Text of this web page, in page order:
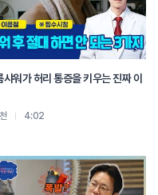
샤워가 허리 통증을 키우는 진짜 이
4:02